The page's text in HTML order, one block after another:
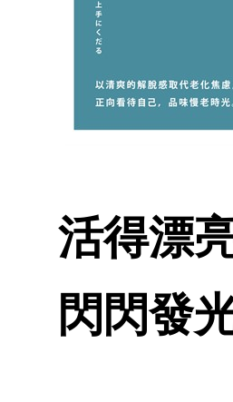
活得漂
閃閃發